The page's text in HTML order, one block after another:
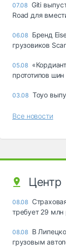
07.08 Giti
Road для
06.08 Бренд
грузовиков
05.08
прототипов шин
03.08 Toyo
Все новости
Центр
08.08
требует 29 млн
08.08 В
грузовым